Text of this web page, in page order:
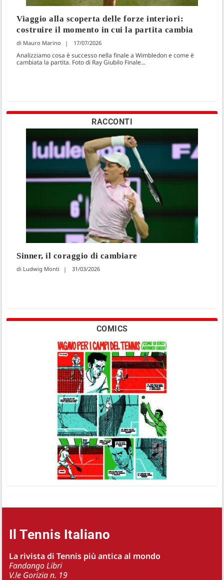
Viaggio alla scoperta delle forze interiori:
costruire il momento in cui la partita cambia
Mauro Marino 17/07/2026
Analizziamo cosa è successo nella finale a Wimbledon e come è
cambiata la partita. Foto di Ray Giubilo Finale...
RACCONTI
Sinner, il coraggio di cambiare
Ludwig Monti 31/03/2026
COMICS
Il Tennis Italiano
La rivista di Tennis più antica al mondo
Fandango Libri
V.le Gorizia n. 19